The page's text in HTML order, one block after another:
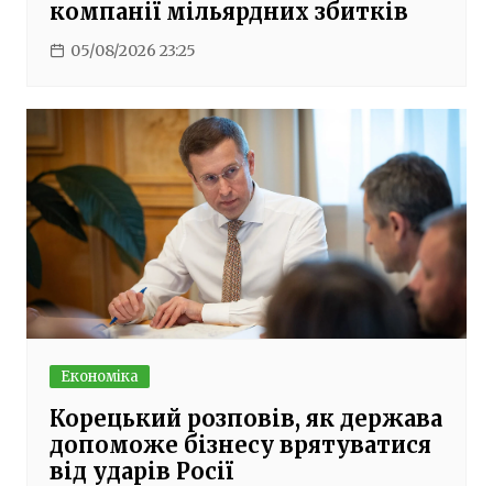
компанії мільярдних збитків
05/08/2026 23:25
Економіка
Корецький розповів, як держава
допоможе бізнесу врятуватися
від ударів Росії